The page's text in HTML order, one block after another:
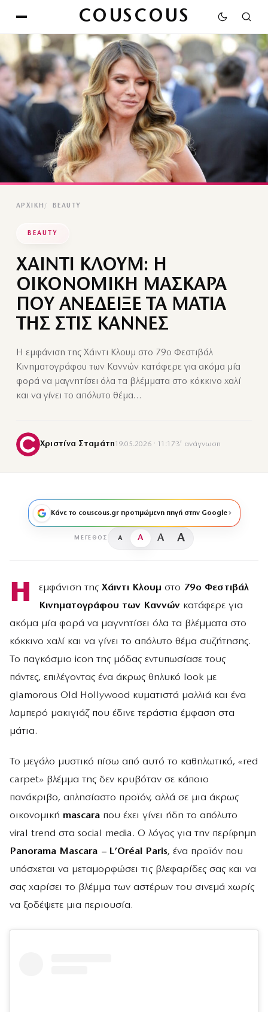
COUSCOUS
ΑΡΧΙΚΉ BEAUTY
BEAUTY
ΧΑΙΝΤΙ ΚΛΟΥΜ: Η
ΟΙΚΟΝΟΜΙΚΗ ΜΑΣΚΑΡΑ
ΠΟΥ ΑΝΕΔΕΙΞΕ ΤΑ ΜΑΤΙΑ
ΤΗΣ ΣΤΙΣ ΚΑΝΝΕΣ
Η εμφάνιση της Χάιντι Κλουμ στο 79ο Φεστιβάλ
Κινηματογράφου των Καννών κατάφερε για ακόμα μία
φορά να μαγνητίσει όλα τα βλέμματα στο κόκκινο χαλί
και να γίνει το απόλυτο θέμα…
Χριστίνα Σταμάτη19.05.2026 · 11:17·3′ ανάγνωση
Κάνε το couscous.gr προτιμώμενη πηγή στην Google
ΜΈΓΕΘΟΣ A A A A
Η εμφάνιση της Χάιντι Κλουμ στο 79ο Φεστιβάλ
Κινηματογράφου των Καννών κατάφερε για
ακόμα μία φορά να μαγνητίσει όλα τα βλέμματα στο
κόκκινο χαλί και να γίνει το απόλυτο θέμα συζήτησης.
Το παγκόσμιο icon της μόδας εντυπωσίασε τους
πάντες, επιλέγοντας ένα άκρως θηλυκό look με
glamorous Old Hollywood κυματιστά μαλλιά και ένα
λαμπερό μακιγιάζ που έδινε τεράστια έμφαση στα
μάτια.
Το μεγάλο μυστικό πίσω από αυτό το καθηλωτικό, «red
carpet» βλέμμα της δεν κρυβόταν σε κάποιο
πανάκριβο, απλησίαστο προϊόν, αλλά σε μια άκρως
οικονομική mascara που έχει γίνει ήδη το απόλυτο
viral trend στα social media. Ο λόγος για την περίφημη
Panorama Mascara – L’Oréal Paris, ένα προϊόν που
υπόσχεται να μεταμορφώσει τις βλεφαρίδες σας και να
σας χαρίσει το βλέμμα των αστέρων του σινεμά χωρίς
να ξοδέψετε μια περιουσία.